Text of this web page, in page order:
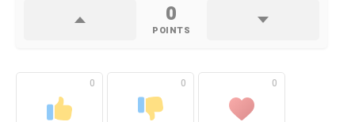
0
POINTS
0 0 0